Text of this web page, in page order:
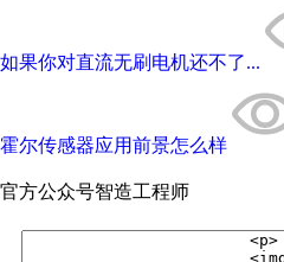
如果你对直流无刷电机还不了...
霍尔传感器应用前景怎么样
官方公众号智造工程师